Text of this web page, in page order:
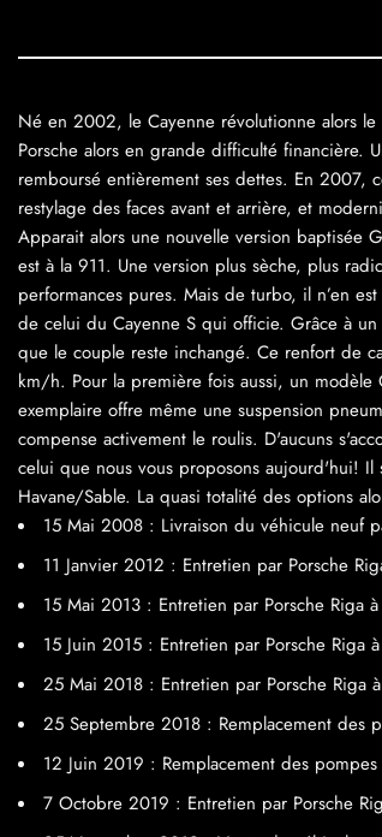
Né en 2002, le Cayenne révolutionne alors
Porsche alors en grande difficulté financière.
remboursé entièrement ses dettes. En
restylage des faces avant et arrière, et
Apparait alors une nouvelle version baptisée
est à la 911. Une version plus sèche, plus
performances pures. Mais de turbo, il n’en
de celui du Cayenne S qui officie. Grâce à
que le couple reste inchangé. Ce renfort de
km/h. Pour la première fois aussi, un modèle
exemplaire offre même une suspension
compense activement le roulis. D'aucuns
celui que nous vous proposons aujourd'hui!
Havane/Sable. La quasi totalité des options
15 Mai 2008 : Livraison du véhicule neuf
11 Janvier 2012 : Entretien par Porsche
15 Mai 2013 : Entretien par Porsche Riga
15 Juin 2015 : Entretien par Porsche Riga
25 Mai 2018 : Entretien par Porsche Riga
25 Septembre 2018 : Remplacement des
12 Juin 2019 : Remplacement des
7 Octobre 2019 : Entretien par Porsche